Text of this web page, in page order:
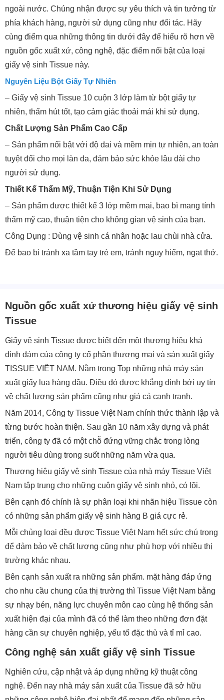
ngoài nước. Chúng nhận được sự yêu thích và tin tưởng từ
phía khách hàng, người sử dụng cũng như đối tác. Hãy
cùng điểm qua những thông tin dưới đây để hiểu rõ hơn về
nguồn gốc xuất xứ, công nghệ, đặc điểm nổi bật của loại
giấy vệ sinh Tissue này.
Nguyên Liệu Bột Giấy Tự Nhiên
– Giấy vệ sinh Tissue 10 cuộn 3 lớp làm từ bột giấy tự
nhiên, thấm hút tốt, tạo cảm giác thoải mái khi sử dụng.
Chất Lượng Sản Phẩm Cao Cấp
– Sản phẩm nổi bật với độ dai và mềm mịn tự nhiên, an toàn
tuyệt đối cho mọi làn da, đảm bảo sức khỏe lâu dài cho
người sử dụng.
Thiết Kế Thẩm Mỹ, Thuận Tiện Khi Sử Dụng
– Sản phẩm được thiết kế 3 lớp mềm mại, bao bì mang tính
thẩm mỹ cao, thuận tiện cho không gian vệ sinh của bạn.
Công Dụng : Dùng vệ sinh cá nhân hoặc lau chùi nhà cửa.
Để bao bì tránh xa tầm tay trẻ em, tránh nguy hiểm, ngạt thở.
Nguồn gốc xuất xứ thương hiệu giấy vệ sinh
Tissue
Giấy vệ sinh Tissue được biết đến một thương hiệu khá
đình đám của công ty cổ phần thương mại và sản xuất giấy
TISSUE VIỆT NAM. Nằm trong Top những nhà máy sản
xuất giấy lụa hàng đầu. Điều đó được khẳng định bởi uy tín
về chất lượng sản phẩm cũng như giá cả cạnh tranh.
Năm 2014, Công ty Tissue Việt Nam chính thức thành lập và
từng bước hoàn thiện. Sau gần 10 năm xây dựng và phát
triển, công ty đã có một chỗ đứng vững chắc trong lòng
người tiêu dùng trong suốt những năm vừa qua.
Thương hiệu giấy vệ sinh Tissue của nhà máy Tissue Việt
Nam tập trung cho những cuộn giấy vệ sinh nhỏ, có lõi.
Bên cạnh đó chính là sự phân loại khi nhãn hiệu Tissue còn
có những sản phẩm giấy vệ sinh hàng B giá cực rẻ.
Mỗi chủng loại đều được Tissue Việt Nam hết sức chú trọng
để đảm bảo về chất lượng cũng như phù hợp với nhiều thị
trường khác nhau.
Bên cạnh sản xuất ra những sản phẩm. mặt hàng đáp ứng
cho nhu cầu chung của thị trường thì Tissue Việt Nam bằng
sự nhạy bén, năng lực chuyên môn cao cùng hệ thống sản
xuất hiện đại của mình đã có thể làm theo những đơn đặt
hàng cần sự chuyên nghiệp, yếu tố đặc thù và tỉ mỉ cao.
Công nghệ sản xuất giấy vệ sinh Tissue
Nghiên cứu, cập nhật và áp dụng những kỹ thuật công
nghệ. Đến nay nhà máy sản xuất của Tissue đã sở hữu